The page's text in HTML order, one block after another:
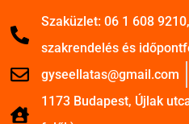
Szaküzlet: 06 1 608
szakrendelés és
gyseellatas@gmail.com
1173 Budapest, Újlak